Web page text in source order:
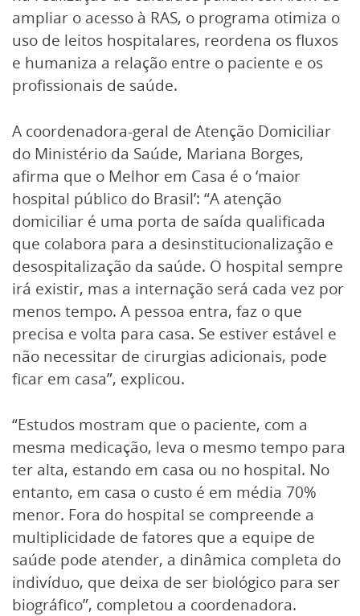
ampliar o acesso à RAS, o programa otimiza o
uso de leitos hospitalares, reordena os fluxos
e humaniza a relação entre o paciente e os
profissionais de saúde.
A coordenadora-geral de Atenção Domiciliar
do Ministério da Saúde, Mariana Borges,
afirma que o Melhor em Casa é o ‘maior
hospital público do Brasil’: “A atenção
domiciliar é uma porta de saída qualificada
que colabora para a desinstitucionalização e
desospitalização da saúde. O hospital sempre
irá existir, mas a internação será cada vez por
menos tempo. A pessoa entra, faz o que
precisa e volta para casa. Se estiver estável e
não necessitar de cirurgias adicionais, pode
ficar em casa”, explicou.
“Estudos mostram que o paciente, com a
mesma medicação, leva o mesmo tempo para
ter alta, estando em casa ou no hospital. No
entanto, em casa o custo é em média 70%
menor. Fora do hospital se compreende a
multiplicidade de fatores que a equipe de
saúde pode atender, a dinâmica completa do
indivíduo, que deixa de ser biológico para ser
biográfico”, completou a coordenadora.